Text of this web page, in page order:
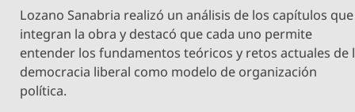
Lozano Sanabria realizó un análisis de los capítulos que
integran la obra y destacó que cada uno permite
entender los fundamentos teóricos y retos actuales de
democracia liberal como modelo de organización
política.